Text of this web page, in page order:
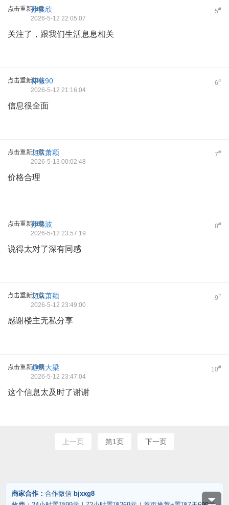
点击重新加载 5#
孙俊欣
2026-5-12 22:05:07
关注了，跟我们生活息息相关
点击重新加载 6#
林薇90
2026-5-12 21:16:04
信息很全面
点击重新加载 7#
北京萧颖
2026-5-13 00:02:48
价格合理
点击重新加载 8#
孙璐波
2026-5-12 23:57:19
说得太对了深有同感
点击重新加载 9#
北京萧颖
2026-5-12 23:49:00
感谢楼主无私分享
点击重新加载 10#
通州大梁
2026-5-12 23:47:04
这个信息太及时了谢谢
上一页 第1页 下一页
商家合作： 合作微信 bjxxg8